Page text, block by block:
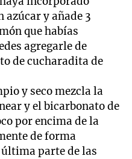
azúcar y añade 3
que habías
agregarle de
de cucharadita de
y seco mezcla la
y el bicarbonato de
por encima de la
de forma
parte de las